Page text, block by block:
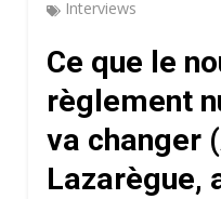
Interviews
Ce que le
règlement
va changer
Lazarègue,